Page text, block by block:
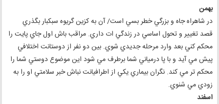
بهمن
در شاهراه جاه و بزرگي خطر بسي است/ آن به کزين گريوه سبکبار بگذري
قصد تغيير و تحول اساسي در زندگي ات داري. مراقب باش اول جاي پايت را
محکم کني بعد وارد مرحله جديدي شوي. بين دو نفر از دوستانت اختلافي
پيش مي آيد و با پا درمياني شما برطرف مي شود اين موضوع دوستي شما را
محکم تر مي کند. نگران بيماري يکي از اطرافيانت نباش خبر سلامتي او را به
زودي مي شنوي.
اسفند